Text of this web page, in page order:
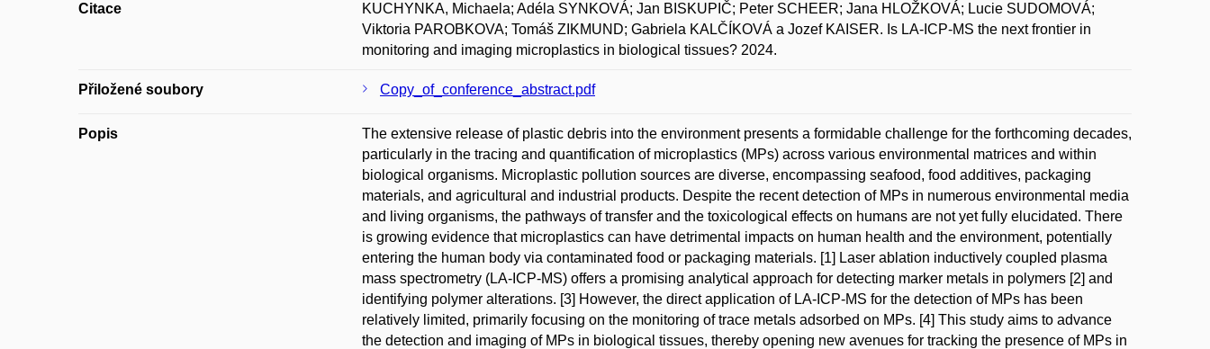
Citace
KUCHYNKA, Michaela; Adéla SYNKOVÁ; Jan BISKUPIČ; Peter SCHEER; Jana HLOŽKOVÁ; Lucie SUDOMOVÁ;
Viktoria PAROBKOVA; Tomáš ZIKMUND; Gabriela KALČÍKOVÁ a Jozef KAISER. Is LA-ICP-MS the next frontier in
monitoring and imaging microplastics in biological tissues? 2024.
Přiložené soubory Copy_of_conference_abstract.pdf
Popis
The extensive release of plastic debris into the environment presents a formidable challenge for the forthcoming decades,
particularly in the tracing and quantification of microplastics (MPs) across various environmental matrices and within
biological organisms. Microplastic pollution sources are diverse, encompassing seafood, food additives, packaging
materials, and agricultural and industrial products. Despite the recent detection of MPs in numerous environmental media
and living organisms, the pathways of transfer and the toxicological effects on humans are not yet fully elucidated. There
is growing evidence that microplastics can have detrimental impacts on human health and the environment, potentially
entering the human body via contaminated food or packaging materials. [1] Laser ablation inductively coupled plasma
mass spectrometry (LA-ICP-MS) offers a promising analytical approach for detecting marker metals in polymers [2] and
identifying polymer alterations. [3] However, the direct application of LA-ICP-MS for the detection of MPs has been
relatively limited, primarily focusing on the monitoring of trace metals adsorbed on MPs. [4] This study aims to advance
the detection and imaging of MPs in biological tissues, thereby opening new avenues for tracking the presence of MPs in